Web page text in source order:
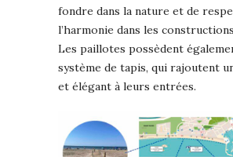
fondre dans la nature et de
l’harmonie dans les
Les paillotes possèdent
système de tapis, qui rajoutent
et élégant à leurs entrées.